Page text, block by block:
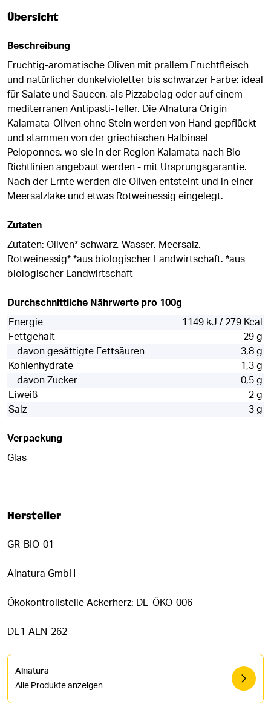
Übersicht
Beschreibung
Fruchtig-aromatische Oliven mit prallem Fruchtfleisch
und natürlicher dunkelvioletter bis schwarzer Farbe: ideal
für Salate und Saucen, als Pizzabelag oder auf einem
mediterranen Antipasti-Teller. Die Alnatura Origin
Kalamata-Oliven ohne Stein werden von Hand gepflückt
und stammen von der griechischen Halbinsel
Peloponnes, wo sie in der Region Kalamata nach Bio-
Richtlinien angebaut werden - mit Ursprungsgarantie.
Nach der Ernte werden die Oliven entsteint und in einer
Meersalzlake und etwas Rotweinessig eingelegt.
Zutaten
Zutaten: Oliven* schwarz, Wasser, Meersalz,
Rotweinessig* *aus biologischer Landwirtschaft. *aus
biologischer Landwirtschaft
Durchschnittliche Nährwerte pro 100g
Energie
1149 kJ / 279 Kcal
Fettgehalt
29 g
davon gesättigte Fettsäuren
3,8 g
Kohlenhydrate
1,3 g
davon Zucker
0,5 g
Eiweiß
2 g
Salz
3 g
Verpackung
Glas
Hersteller
GR-BIO-01
Alnatura GmbH
Ökokontrollstelle Ackerherz: DE-ÖKO-006
DE1-ALN-262
Alnatura
Alle Produkte anzeigen